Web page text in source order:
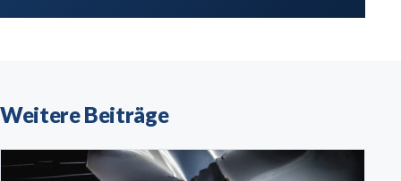
Weitere Beiträge